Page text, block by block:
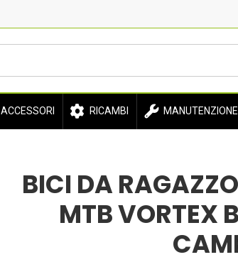
ACCESSORI RICAMBI MANUTENZIONE
BICI DA
MTB VORTEX